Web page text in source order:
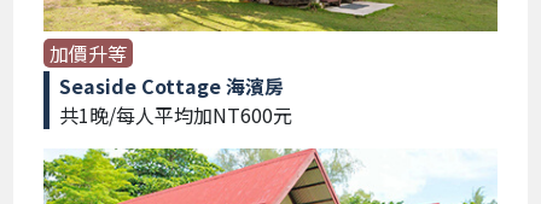
加價升等
Seaside Cottage 海濱房
共1晚/每人平均加NT600元